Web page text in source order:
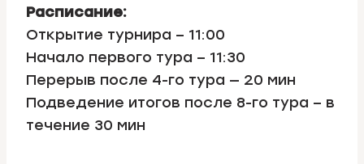
Расписание:
Открытие турнира – 11:00
Начало первого тура – 11:30
Перерыв после 4-го тура — 20 мин
Подведение итогов после 8-го тура – в
течение 30 мин